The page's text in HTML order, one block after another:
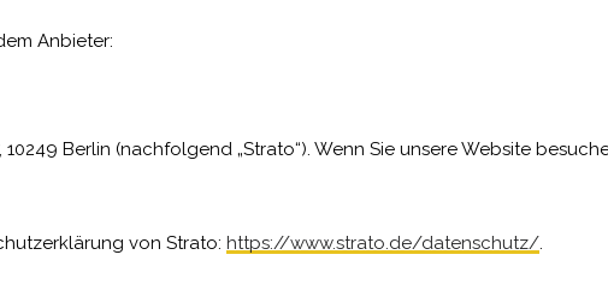
Anbieter:
Berlin (nachfolgend „Strato“). Wenn Sie unsere Website
von Strato: https://www.strato.de/datenschutz/.